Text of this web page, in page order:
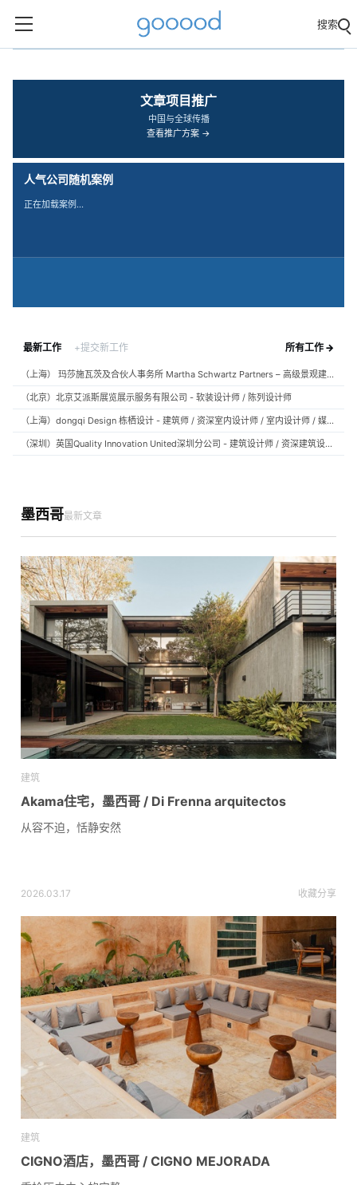
搜索
文章项目推广
中国与全球传播
查看推广方案 →
人气公司随机案例
正在加载案例…
最新工作 +提交新工作 所有工作 →
（上海） 玛莎施瓦茨及合伙人事务所 Martha Schwartz Partners – 高级景观建筑师 Senior Landscape Designer / 景观建筑师 Landscape Designer
（北京）北京艾派斯展览展示服务有限公司 - 软装设计师 / 陈列设计师
（上海）dongqi Design 栋栖设计 - 建筑师 / 资深室内设计师 / 室内设计师 / 媒体及公共关系主管 / 设计实习生（常年招聘）
（深圳）英国Quality Innovation United深圳分公司 - 建筑设计师 / 资深建筑设计师 / 室内设计师 / 设计实习生
墨西哥最新文章
建筑
Akama住宅，墨西哥 / Di Frenna arquitectos
从容不迫，恬静安然
2026.03.17 收藏分享
建筑
CIGNO酒店，墨西哥 / CIGNO MEJORADA